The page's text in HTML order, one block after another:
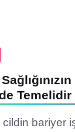
Temelidir
bariyer